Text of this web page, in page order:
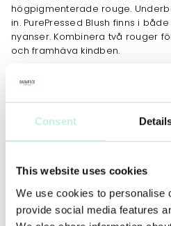
Consent
This website uses cookies
We use cookies to personalise
provide social media features
högpigmenterade rouge.
in. PurePressed Blush finns i
nyanser. Kombinera två rouger
och framhäva kindben.
JOBBAR MOT
ANVÄNDNING TIPS
Använd Blush/White Fan Brush
bronser under kindbenet. Lägg
äppelkinderna och tona utåt,